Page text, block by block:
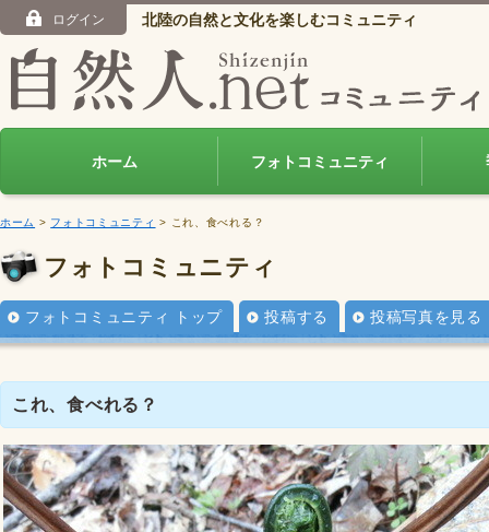
ログイン 北陸の自然と文化を楽しむコミュニティ
ホーム フォトコミュニティ
ホーム > フォトコミュニティ > これ、食べれる？
フォトコミュニティ
フォトコミュニティ トップ 投稿する 投稿写真を見る
これ、食べれる？